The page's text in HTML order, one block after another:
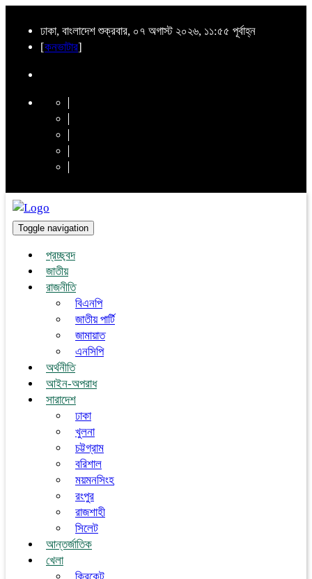
ঢাকা, বাংলাদেশ শুক্রবার, ০৭ অগাস্ট ২০২৬, ১১:৫৫ পূর্বাহ্ন
[কনভাটার]
Toggle navigation
প্রচ্ছ্বদ
জাতীয়
রাজনীতি
বিএনপি
জাতীয় পার্টি
জামায়াত
এনসিপি
অর্থনীতি
আইন-অপরাধ
সারাদেশ
ঢাকা
খুলনা
চট্টগ্রাম
বরিশাল
ময়মনসিংহ
রংপুর
রাজশাহী
সিলেট
আন্তর্জাতিক
খেলা